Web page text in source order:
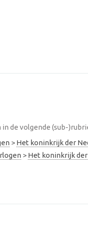
de volgende (sub-
> Het koninkrijk der
> Het koninkrijk